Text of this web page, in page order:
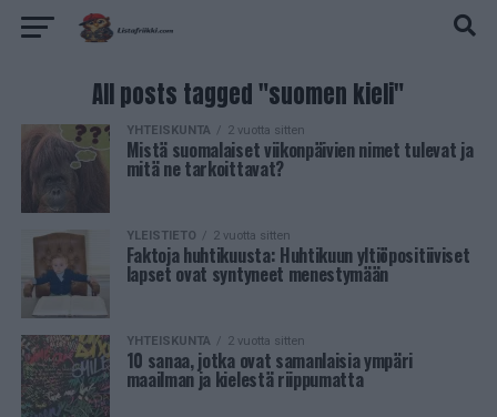
All posts tagged "suomen kieli"
YHTEISKUNTA 2 vuotta sitten
Mistä suomalaiset viikonpäivien nimet tulevat ja
mitä ne tarkoittavat?
YLEISTIETO 2 vuotta sitten
Faktoja huhtikuusta: Huhtikuun yltiöpositiiviset
lapset ovat syntyneet menestymään
YHTEISKUNTA 2 vuotta sitten
10 sanaa, jotka ovat samanlaisia ympäri
maailman ja kielestä riippumatta